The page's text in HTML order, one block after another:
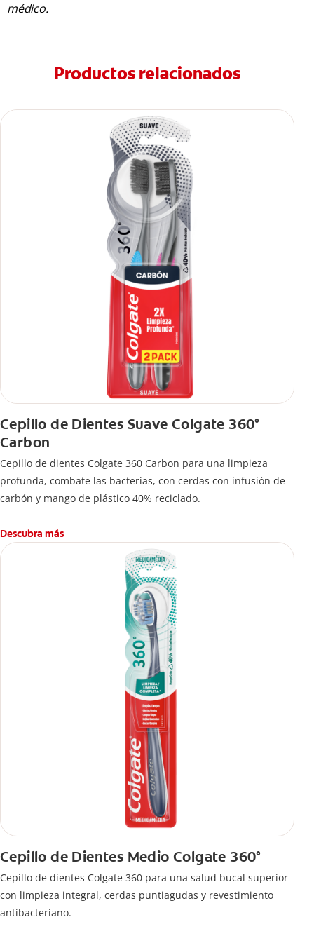
médico.
Productos relacionados
Cepillo de Dientes Suave Colgate 360°
Carbon
Cepillo de dientes Colgate 360 ​​Carbon para una limpieza
profunda, combate las bacterias, con cerdas con infusión de
carbón y mango de plástico 40% reciclado.
Descubra más
Cepillo de Dientes Medio Colgate 360°
Cepillo de dientes Colgate 360 ​​para una salud bucal superior
con limpieza integral, cerdas puntiagudas y revestimiento
antibacteriano.